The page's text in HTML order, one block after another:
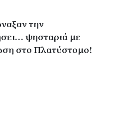
την
ψησταριά με
στο Πλατύστομο!